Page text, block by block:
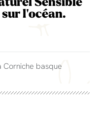
l'océan.
Corniche basque